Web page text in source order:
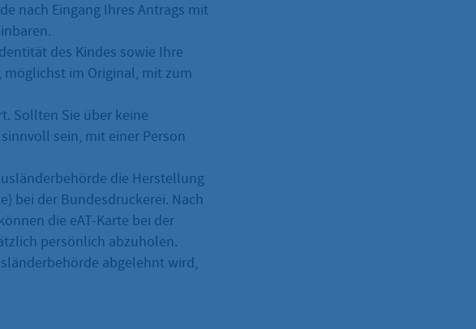
nach Eingang Ihres Antrags mit
des Kindes sowie Ihre
im Original, mit zum
Sollten Sie über keine
sein, mit einer Person
die Herstellung
bei der Bundesdruckerei. Nach
die eAT-Karte bei der
persönlich abzuholen.
abgelehnt wird,